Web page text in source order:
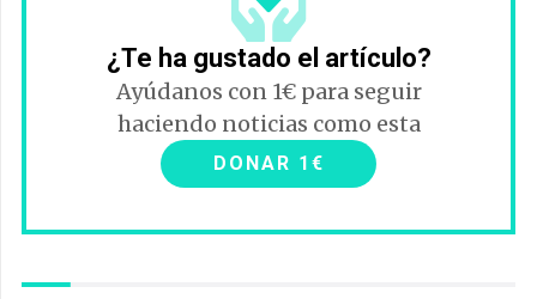
¿Te ha gustado el artículo?
Ayúdanos con 1€ para seguir
haciendo noticias como esta
DONAR 1€